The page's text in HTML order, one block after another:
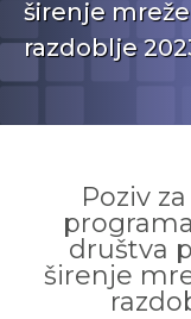
širenje
razdoblje
Poziv
društva
širenje